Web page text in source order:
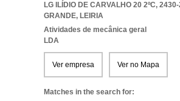
LG ILÍDIO DE CARVALHO 20 2ºC,
GRANDE, LEIRIA
Atividades de mecânica geral
LDA
Ver empresa Ver no Mapa
Matches in the search for: